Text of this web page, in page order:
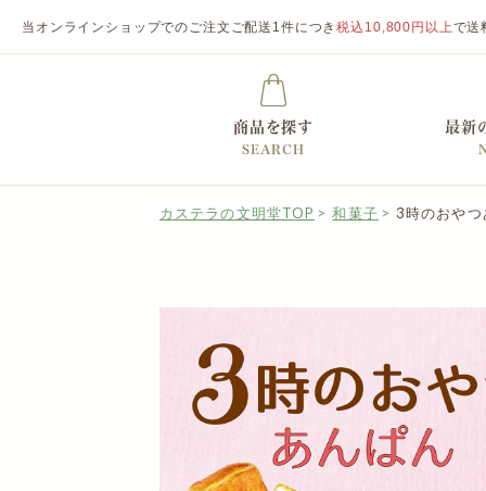
商品を探す
SEARCH
最新
当オンラインショップでのご注文ご配送1件につき税込10,800円以上で送
カステラの文明堂TOP 和菓子 3時のおやつ